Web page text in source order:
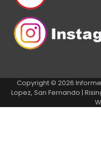
Copyright © 2026
Lopez, San Fernando |